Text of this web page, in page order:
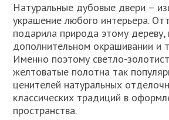
Натуральные дубовые двери –
украшение любого интерьера.
подарила природа этому
дополнительном окрашивании и
Именно поэтому светло-
желтоватые полотна так
ценителей натуральных
классических традиций в
пространства.